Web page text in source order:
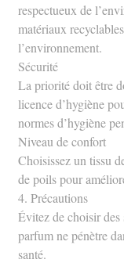
respectueux de
matériaux
l’environnement.
Sécurité
La priorité doit être
licence d’hygiène
normes d’hygiène
Niveau de confort
Choisissez un tissu
de poils pour
4. Précautions
Évitez de choisir
parfum ne pénètre
santé.